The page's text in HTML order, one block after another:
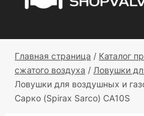
Главная страница / Каталог
сжатого воздуха / Ловушки
Ловушки для воздушных и
Сарко (Spirax Sarco) CA10S